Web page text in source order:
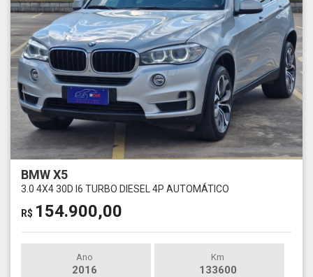
BMW X5
3.0 4X4 30D I6 TURBO DIESEL 4P AUTOMÁTICO
R$ 154.900,00
Ano
2016
Km
133600